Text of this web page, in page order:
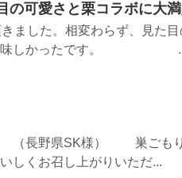
の可愛さと栗コラボに大満
ました。相変わらず、見た
も美味しかったです。
） 巣ごもりをお召
くお召し上がりいただ...